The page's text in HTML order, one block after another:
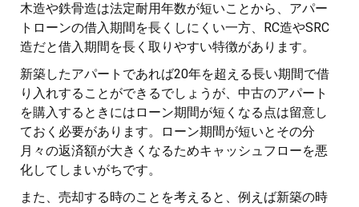
木造や鉄骨造は法定耐用年数が短いことから、アパー
トローンの借入期間を長くしにくい一方、RC造やSRC
造だと借入期間を長く取りやすい特徴があります。
新築したアパートであれば20年を超える長い期間で借
り入れすることができるでしょうが、中古のアパート
を購入するときにはローン期間が短くなる点は留意し
ておく必要があります。ローン期間が短いとその分
月々の返済額が大きくなるためキャッシュフローを悪
化してしまいがちです。
また、売却する時のことを考えると、例えば新築の時